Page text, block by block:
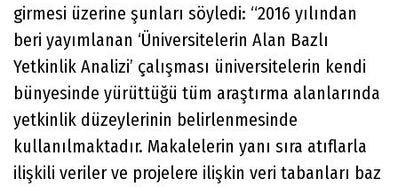
girmesi üzerine şunları söyledi: “2016 yılından
beri yayımlanan ‘Üniversitelerin Alan Bazlı
Yetkinlik Analizi’ çalışması üniversitelerin kendi
bünyesinde yürüttüğü tüm araştırma alanlarında
yetkinlik düzeylerinin belirlenmesinde
kullanılmaktadır. Makalelerin yanı sıra atıflarla
ilişkili veriler ve projelere ilişkin veri tabanları baz